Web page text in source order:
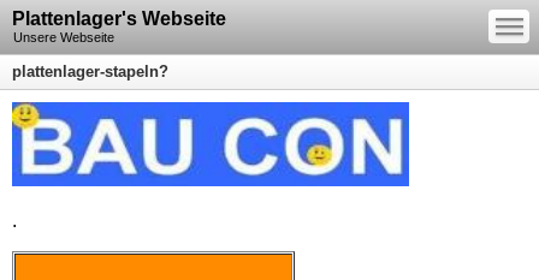
Plattenlager's Webseite
Unsere Webseite
—
—
—
plattenlager-stapeln?
.